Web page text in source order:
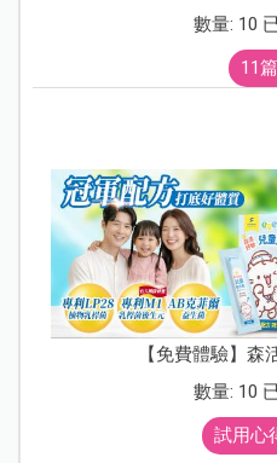
數量: 10
11
【免費體驗】森
數量: 10
試用心